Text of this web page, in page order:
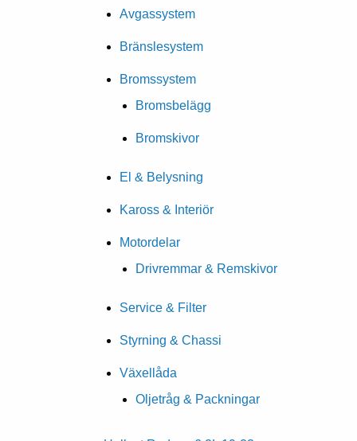
Avgassystem
Bränslesystem
Bromssystem
Bromsbelägg
Bromskivor
El & Belysning
Kaross & Interiör
Motordelar
Drivremmar & Remskivor
Service & Filter
Styrning & Chassi
Växellåda
Oljetråg & Packningar